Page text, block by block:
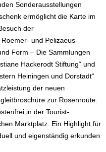
Sonderausstellungen
ermöglicht die Karte im
der
und Pelizaeus-
Form – Die Sammlungen
Hackerodt Stiftung“ und
Heiningen und Dorstadt“
der neuen
zur Rosenroute.
in der Tourist-
Marktplatz. Ein Highlight für
und eigenständig erkunden